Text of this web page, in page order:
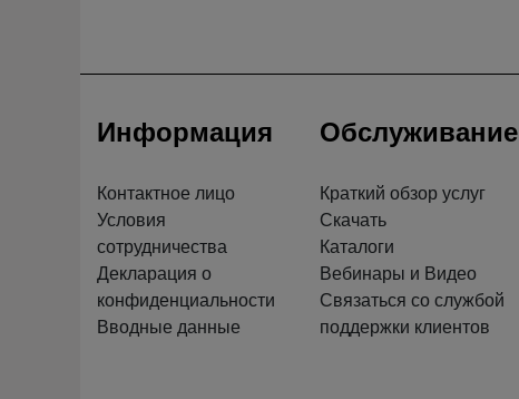
Информация
Контактное лицо
Условия
сотрудничества
Декларация о
конфиденциальности
Вводные данные
Обслуживание
Краткий обзор услуг
Скачать
Каталоги
Вебинары и Видео
Связаться со службой
поддержки клиентов